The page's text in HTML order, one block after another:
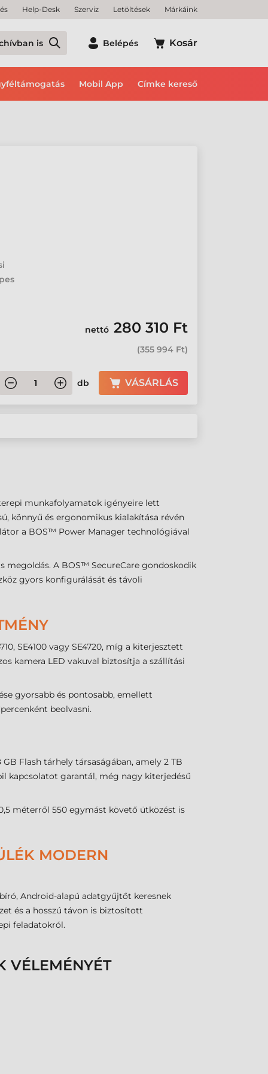
Help-Desk Szerviz Letöltések Márkáink
is Belépés Kosár
Mobil App Címke kereső
nettó 280 310 Ft
(355 994 Ft)
db VÁSÁRLÁS
munkafolyamatok igényeire lett
könnyű és ergonomikus kialakítása révén
a BOS™ Power Manager technológiával
megoldás. A BOS™ SecureCare gondoskodik
gyors konfigurálását és távoli
SE4100 vagy SE4720, míg a kiterjesztett
kamera LED vakuval biztosítja a szállítási
gyorsabb és pontosabb, emellett
beolvasni.
Flash tárhely társaságában, amely 2 TB
kapcsolatot garantál, még nagy kiterjedésű
méterről 550 egymást követő ütközést is
MODERN
Android-alapú adatgyűjtőt keresnek
és a hosszú távon is biztosított
feladatokról.
VÉLEMÉNYÉT